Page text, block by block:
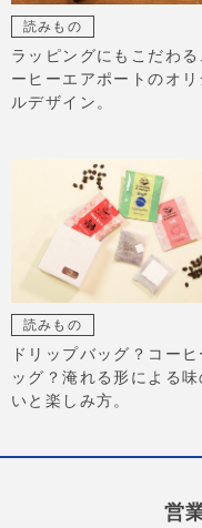
読みもの
ラッピングにもこだわる
ーヒーエアポートのオリ
ルデザイン。
読みもの
ドリップバッグ？コー
ッグ？淹れる形による味
いと楽しみ方。
営